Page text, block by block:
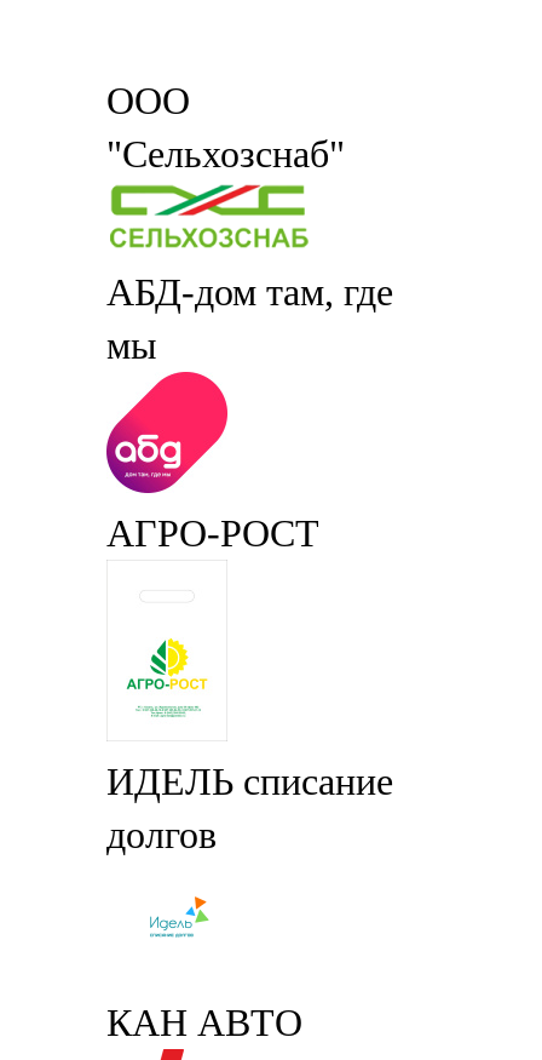
ООО
"Сельхозснаб"
АБД-дом там, где
мы
АГРО-РОСТ
ИДЕЛЬ списание
долгов
КАН АВТО